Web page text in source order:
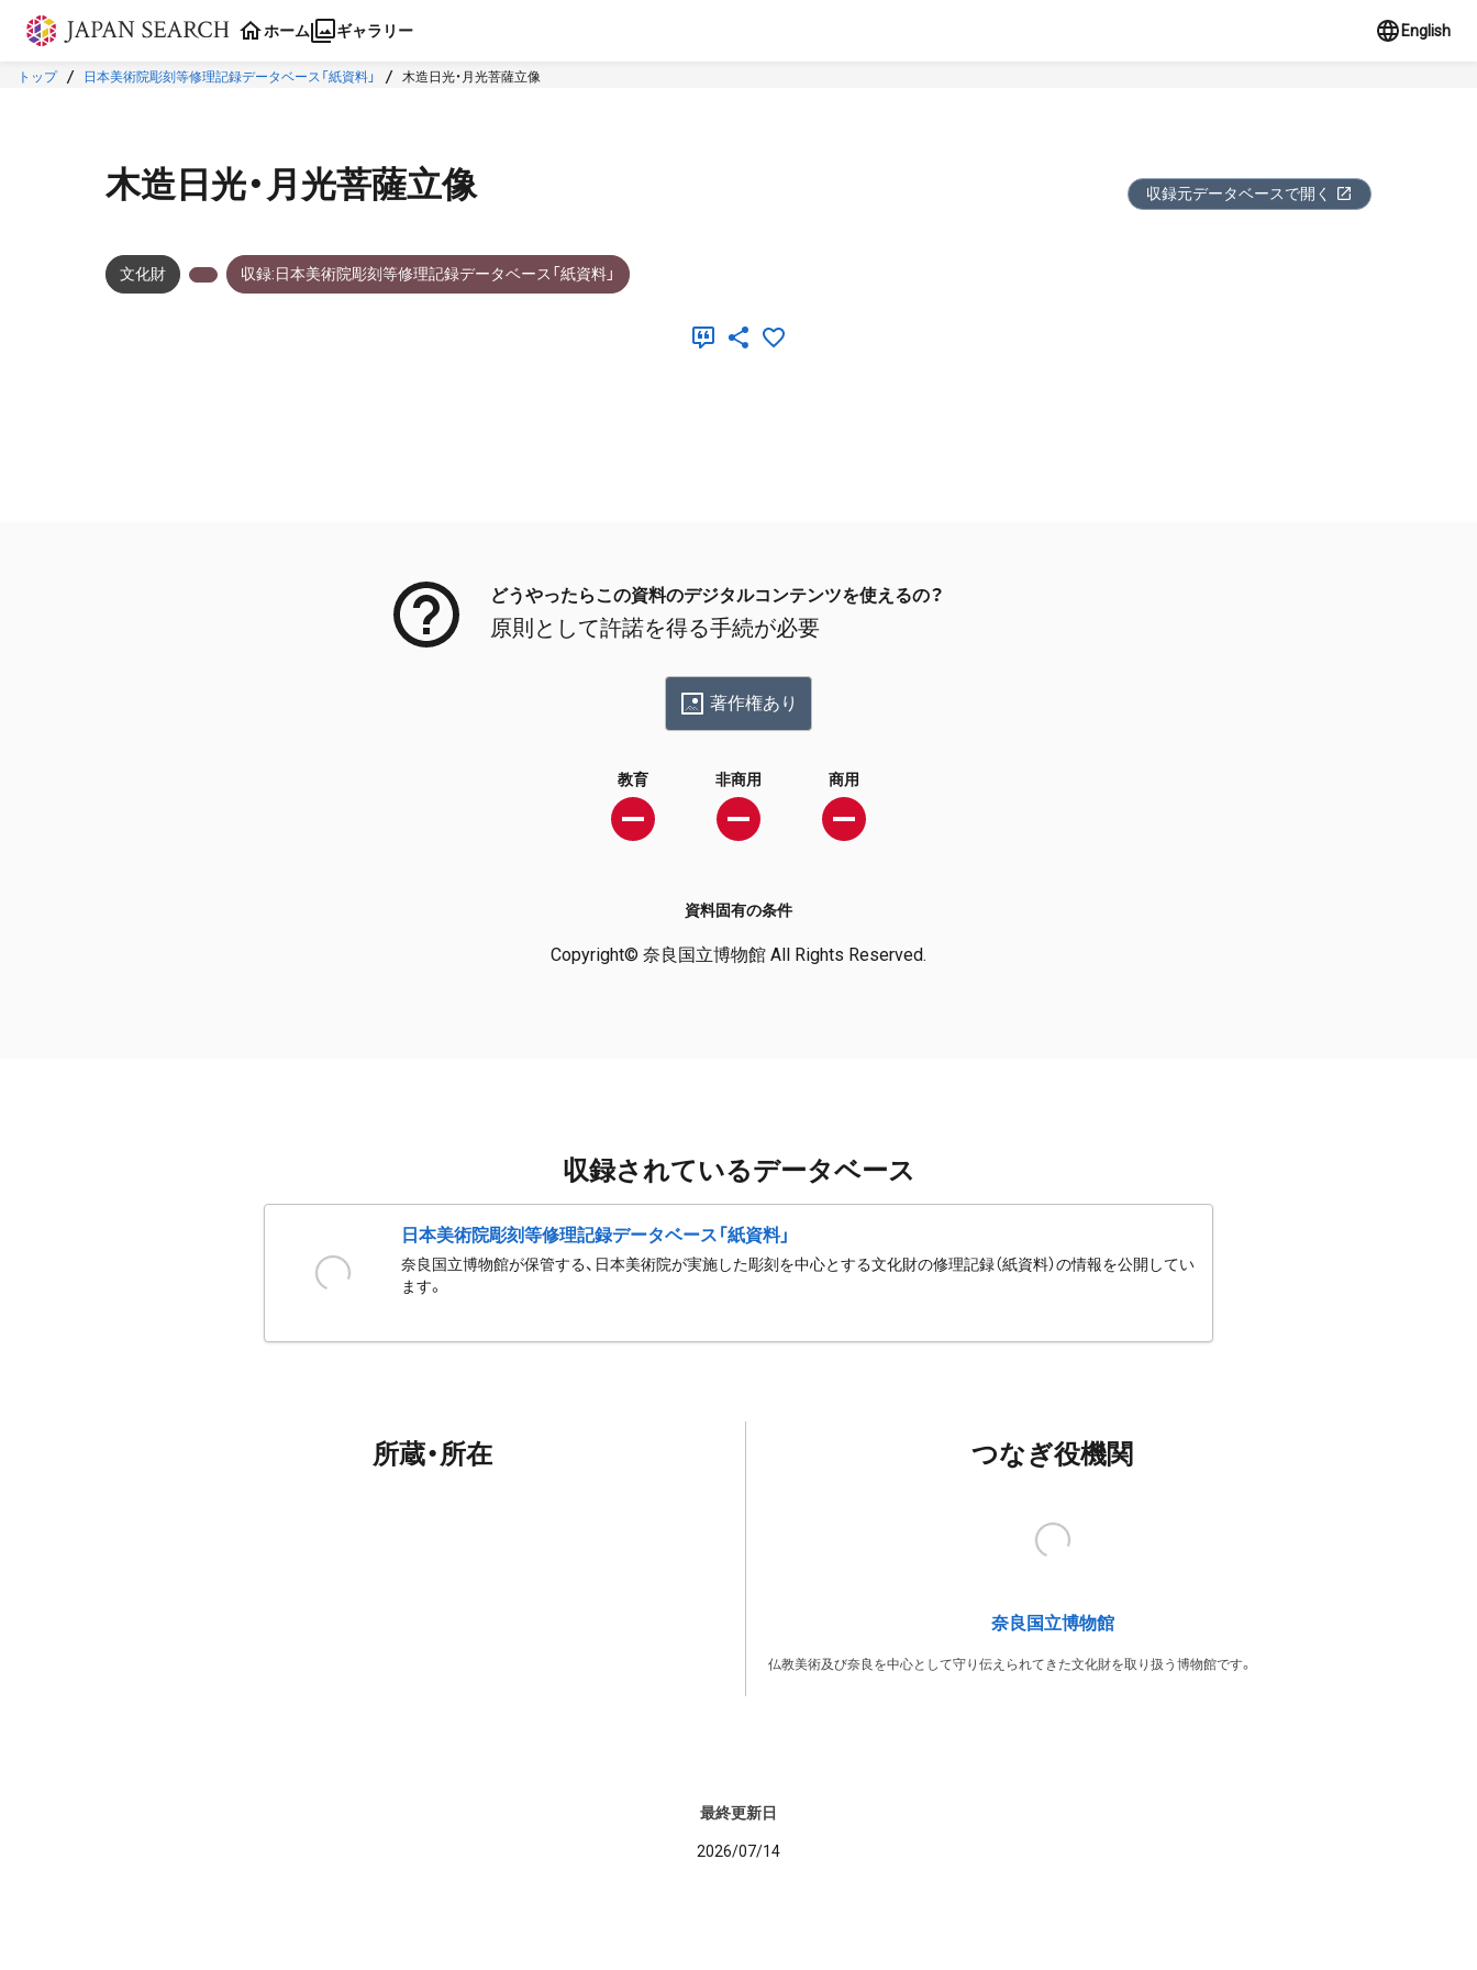
本文に飛ぶ
ホーム ギャラリー English
トップ 日本美術院彫刻等修理記録データベース「紙資料」 木造日光・月光菩薩立像
木造日光・月光菩薩立像 収録元データベースで開く
文化財 収録:日本美術院彫刻等修理記録データベース「紙資料」
どうやったらこの資料のデジタルコンテンツを使えるの？
原則として許諾を得る手続が必要
著作権あり
教育 非商用 商用
資料固有の条件
Copyright© 奈良国立博物館 All Rights Reserved.
収録されているデータベース
日本美術院彫刻等修理記録データベース「紙資料」
奈良国立博物館が保管する、日本美術院が実施した彫刻を中心とする文化財の修理記録（紙資料）の情報を公開してい
ます。
所蔵・所在 つなぎ役機関
奈良国立博物館
仏教美術及び奈良を中心として守り伝えられてきた文化財を取り扱う博物館です。
最終更新日
2026/07/14